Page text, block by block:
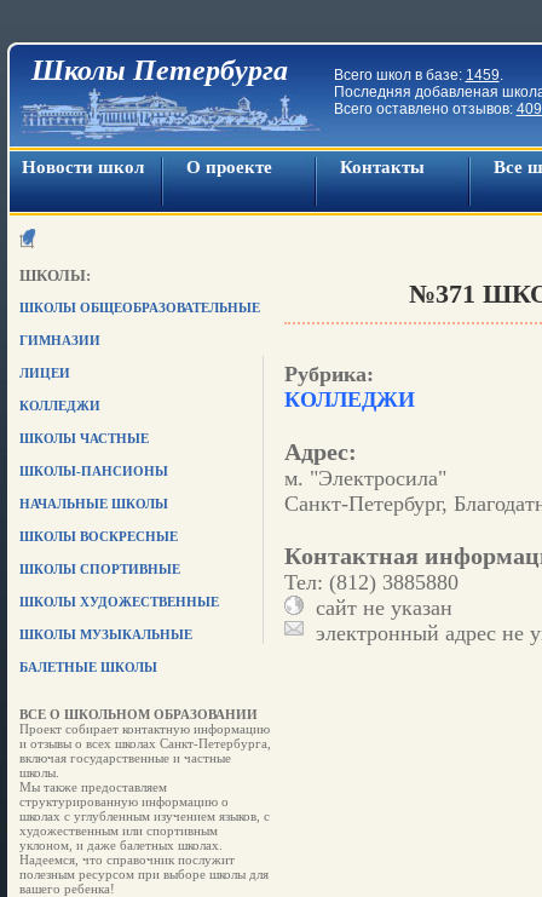
Школы Петербурга Всего школ в базе: 1459.
Последняя добавленая
Всего оставлено отзывов:
Новости школ О проекте Контакты Все
ШКОЛЫ:
ШКОЛЫ ОБЩЕОБРАЗОВАТЕЛЬНЫЕ
ГИМНАЗИИ
ЛИЦЕИ
КОЛЛЕДЖИ
ШКОЛЫ ЧАСТНЫЕ
ШКОЛЫ-ПАНСИОНЫ
НАЧАЛЬНЫЕ ШКОЛЫ
ШКОЛЫ ВОСКРЕСНЫЕ
ШКОЛЫ СПОРТИВНЫЕ
ШКОЛЫ ХУДОЖЕСТВЕННЫЕ
ШКОЛЫ МУЗЫКАЛЬНЫЕ
БАЛЕТНЫЕ ШКОЛЫ
ВСЕ О ШКОЛЬНОМ ОБРАЗОВАНИИ
Проект собирает контактную информацию
и отзывы о всех школах Санкт-Петербурга,
включая государственные и частные
школы.
Мы также предоставляем
структурированную информацию о
школах с углубленным изучением языков, с
художественным или спортивным
уклоном, и даже балетных школах.
Надеемся, что справочник послужит
полезным ресурсом при выборе школы для
вашего ребенка!
№371
Рубрика:
КОЛЛЕДЖИ
Адрес:
м. "Электросила"
Санкт-Петербург,
Контактная
Тел: (812) 3885880
сайт не указан
электронный адрес не